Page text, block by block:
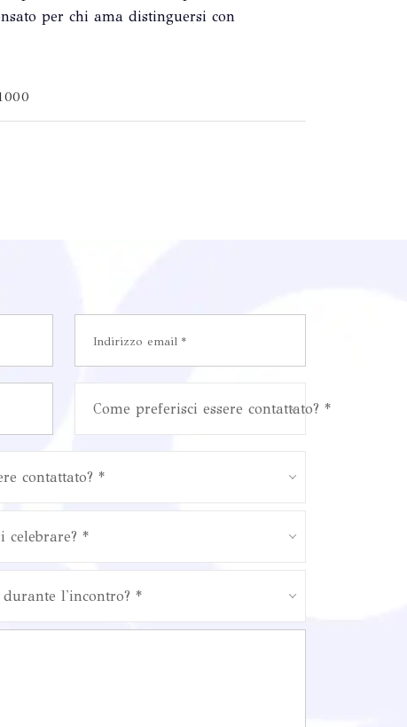
per chi ama distinguersi con
Come preferisci essere contattato? *
contattato? *
celebrare? *
l'incontro? *